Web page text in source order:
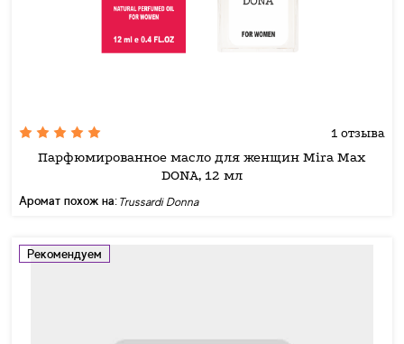
1 отзыва
Парфюмированное масло для женщин Mira Max
DONA, 12 мл
Аромат похож на: Trussardi Donna
Рекомендуем